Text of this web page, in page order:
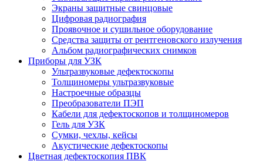
Экраны защитные свинцовые
Цифровая радиография
Проявочное и сушильное оборудование
Средства защиты от рентгеновского излучения
Альбом радиографических снимков
Приборы для УЗК
Ультразвуковые дефектоскопы
Толщиномеры ультразвуковые
Настроечные образцы
Преобразователи ПЭП
Кабели для дефектоскопов и толщиномеров
Гель для УЗК
Сумки, чехлы, кейсы
Акустические дефектоскопы
Цветная дефектоскопия ПВК